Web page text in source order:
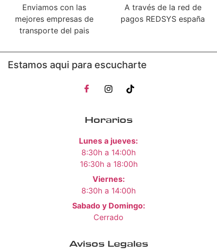
Enviamos con las
mejores empresas de
transporte del pais
A través de la red de
pagos REDSYS españa
Estamos aqui para escucharte
Horarios
Lunes a jueves:
8:30h a 14:00h
16:30h a 18:00h
Viernes:
8:30h a 14:00h
Sabado y Domingo:
Cerrado
Avisos Legales